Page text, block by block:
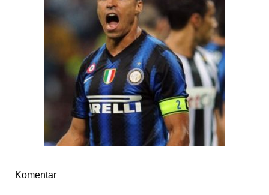
Komentar